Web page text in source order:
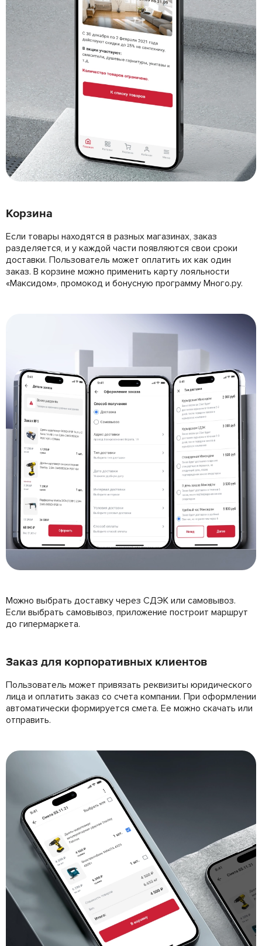
Корзина
Если товары находятся в разных магазинах, заказ
разделяется, и у каждой части появляются свои сроки
доставки. Пользователь может оплатить их как один
заказ. В корзине можно применить карту лояльности
«Максидом», промокод и бонусную программу Много.ру.
Можно выбрать доставку через СДЭК или самовывоз.
Если выбрать самовывоз, приложение построит маршрут
до гипермаркета.
Заказ для корпоративных клиентов
Пользователь может привязать реквизиты юридического
лица и оплатить заказ со счета компании. При оформлении
автоматически формируется смета. Ее можно скачать или
отправить.